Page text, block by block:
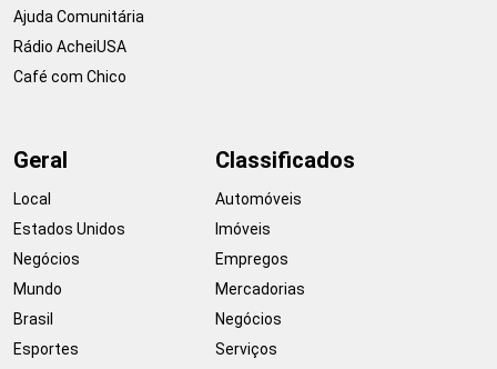
Ajuda Comunitária
Rádio AcheiUSA
Café com Chico
Geral
Local
Estados Unidos
Negócios
Mundo
Brasil
Esportes
Classificados
Automóveis
Imóveis
Empregos
Mercadorias
Negócios
Serviços